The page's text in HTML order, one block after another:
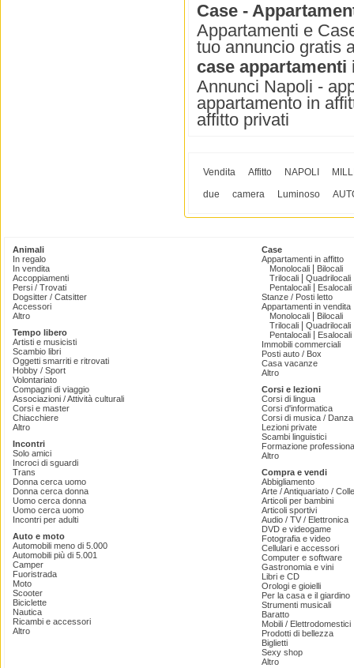
Case -
Appartamenti e
tuo annuncio gratis
case appartamenti
Annunci Napoli -
appartamento in
affitto privati
Vendita Affitto NAPOLI
due
camera Luminoso
Animali
In regalo
In vendita
Accoppiamenti
Persi / Trovati
Dogsitter / Catsitter
Accessori
Altro
Tempo libero
Artisti e musicisti
Scambio libri
Oggetti smarriti e ritrovati
Hobby / Sport
Volontariato
Compagni di viaggio
Associazioni / Attività culturali
Corsi e master
Chiacchiere
Altro
Incontri
Solo amici
Incroci di sguardi
Trans
Donna cerca uomo
Donna cerca donna
Uomo cerca donna
Uomo cerca uomo
Incontri per adulti
Auto e moto
Automobili meno di 5.000
Automobili più di 5.001
Camper
Fuoristrada
Moto
Scooter
Biciclette
Nautica
Ricambi e accessori
Altro
Case
Appartamenti in affitto
Monolocali
Bilocali
Trilocali
Quadrilocali
Pentalocali
Esalocali
Stanze / Posti letto
Appartamenti in vendita
Monolocali
Bilocali
Trilocali
Quadrilocali
Pentalocali
Esalocali
Immobili commerciali
Posti auto / Box
Casa vacanze
Altro
Corsi e lezioni
Corsi di lingua
Corsi d'informatica
Corsi di musica /
Lezioni private
Scambi linguistici
Formazione
Altro
Compra e vendi
Abbigliamento
Arte / Antiquariato /
Articoli per bambini
Articoli sportivi
Audio / TV / Elettronica
DVD e videogame
Fotografia e video
Cellulari e accessori
Computer e software
Gastronomia e vini
Libri e CD
Orologi e gioielli
Per la casa e il giardino
Strumenti musicali
Baratto
Mobili / Elettrodomestici
Prodotti di bellezza
Biglietti
Sexy shop
Altro